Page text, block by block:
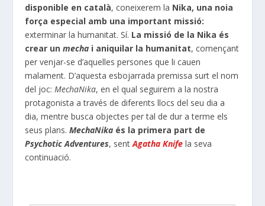
disponible en català, coneixerem la Nika, una noia
força especial amb una important missió:
exterminar la humanitat. Sí. La missió de la Nika és
crear unmecha i aniquilar la humanitat, començant
per venjar-se d’aquelles persones que li cauen
malament. D’aquesta esbojarrada premissa surt el nom
del joc: MechaNika, en el qual seguirem a la nostra
protagonista a través de diferents llocs del seu dia a
dia, mentre busca objectes per tal de dur a terme els
seus plans.MechaNika és la primera part de
Psychotic Adventures, sentAgatha Knife la seva
continuació.